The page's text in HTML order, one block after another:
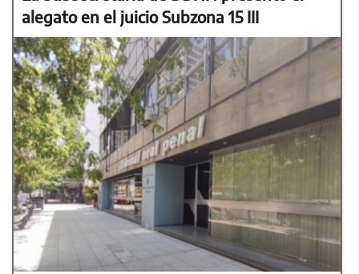
alegato en el juicio Subzona 15 III